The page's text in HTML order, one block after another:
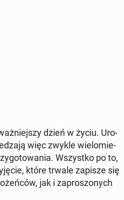
dzień w życiu. Uro­
więc zwykle wie­lo­mie­
Wszyst­ko po to,
które trwale zapisze się
jak i za­pro­szo­nych